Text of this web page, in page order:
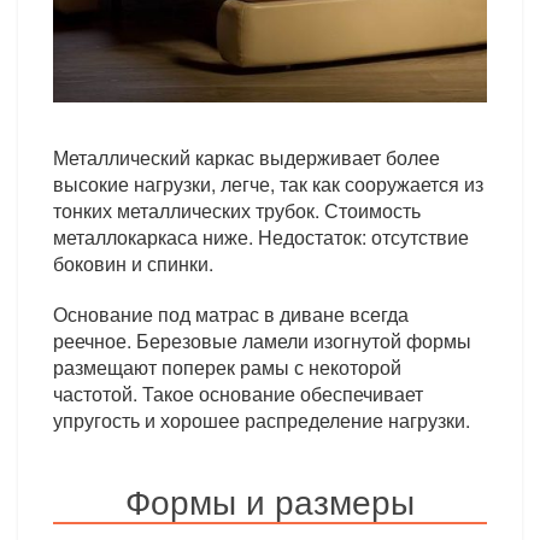
Металлический каркас выдерживает более
высокие нагрузки, легче, так как сооружается из
тонких металлических трубок. Стоимость
металлокаркаса ниже. Недостаток: отсутствие
боковин и спинки.
Основание под матрас в диване всегда
реечное. Березовые ламели изогнутой формы
размещают поперек рамы с некоторой
частотой. Такое основание обеспечивает
упругость и хорошее распределение нагрузки.
Формы и размеры